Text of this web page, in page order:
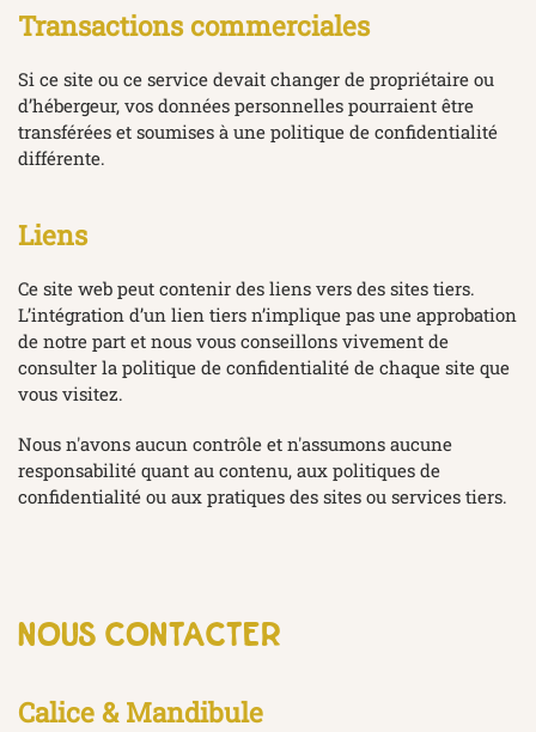
Transactions commerciales
Si ce site ou ce service devait changer de propriétaire ou
d’hébergeur, vos données personnelles pourraient être
transférées et soumises à une politique de confidentialité
différente.
Liens
Ce site web peut contenir des liens vers des sites tiers.
L’intégration d’un lien tiers n’implique pas une approbation
de notre part et nous vous conseillons vivement de
consulter la politique de confidentialité de chaque site que
vous visitez.
Nous n'avons aucun contrôle et n'assumons aucune
responsabilité quant au contenu, aux politiques de
confidentialité ou aux pratiques des sites ou services tiers.
nous contacter
Calice & Mandibule